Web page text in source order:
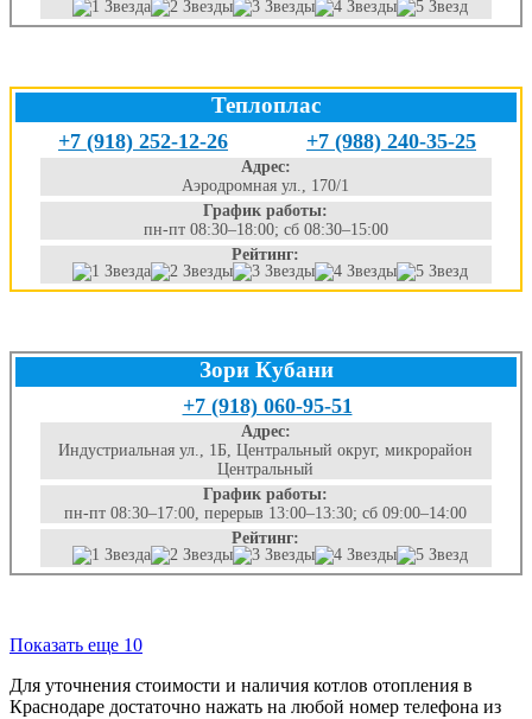
Теплоплас
+7 (918) 252-12-26 +7 (988) 240-35-25
Адрес:
Аэродромная ул., 170/1
График работы:
пн-пт 08:30–18:00; сб 08:30–15:00
Рейтинг:
Зори Кубани
+7 (918) 060-95-51
Адрес:
Индустриальная ул., 1Б, Центральный округ, микрорайон
Центральный
График работы:
пн-пт 08:30–17:00, перерыв 13:00–13:30; сб 09:00–14:00
Рейтинг:
Показать еще 10
Для уточнения стоимости и наличия котлов отопления в
Краснодаре достаточно нажать на любой номер телефона из